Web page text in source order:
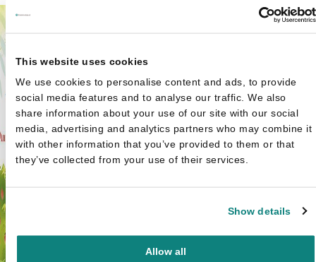
This website uses cookies
We use cookies to personalise content and ads, to provide
social media features and to analyse our traffic. We also
share information about your use of our site with our social
media, advertising and analytics partners who may combine it
with other information that you’ve provided to them or that
they’ve collected from your use of their services.
Show details
Allow all